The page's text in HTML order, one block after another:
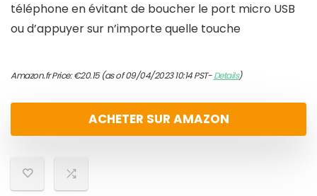
téléphone en évitant de boucher le port micro USB
ou d’appuyer sur n’importe quelle touche
Amazon.fr Price:€20.15(as of 09/04/2023 10:14 PST-Details)
ACHETER SUR AMAZON